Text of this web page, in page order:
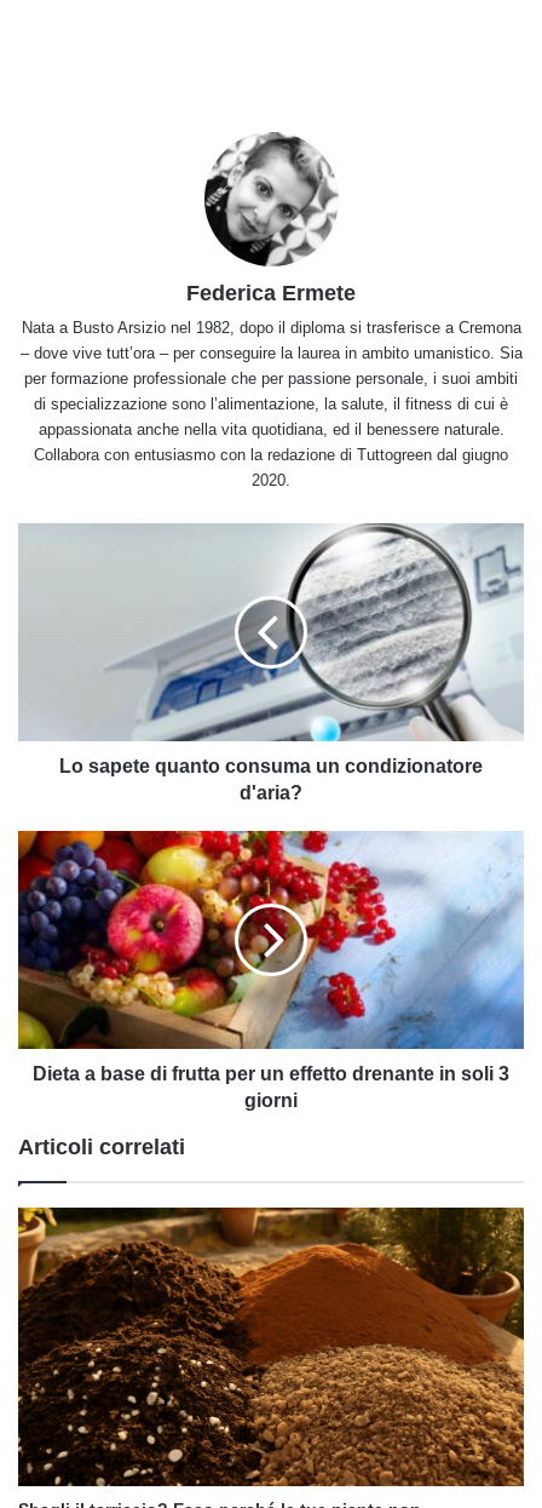
Federica Ermete
Nata a Busto Arsizio nel 1982, dopo il diploma si trasferisce a Cremona
– dove vive tutt’ora – per conseguire la laurea in ambito umanistico. Sia
per formazione professionale che per passione personale, i suoi ambiti
di specializzazione sono l’alimentazione, la salute, il fitness di cui è
appassionata anche nella vita quotidiana, ed il benessere naturale.
Collabora con entusiasmo con la redazione di Tuttogreen dal giugno
2020.
condizionatore
Lo sapete quanto consuma un condizionatore
d'aria?
Dieta
a
base
di
frutta
per
effetto
drenante
giorni
Dieta a base di frutta per un effetto drenante in soli 3
giorni
Articoli correlati